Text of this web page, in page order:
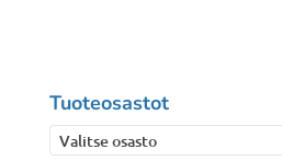
Tuoteosastot
Valitse osasto